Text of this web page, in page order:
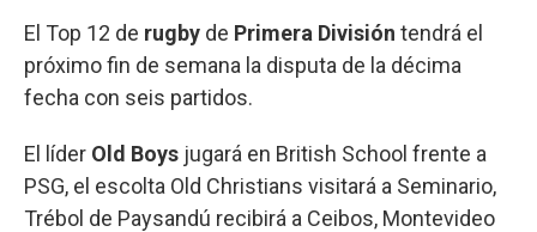
El Top 12 de rugby de Primera División tendrá el
próximo fin de semana la disputa de la décima
fecha con seis partidos.
El líder Old Boys jugará en British School frente a
PSG, el escolta Old Christians visitará a Seminario,
Trébol de Paysandú recibirá a Ceibos, Montevideo